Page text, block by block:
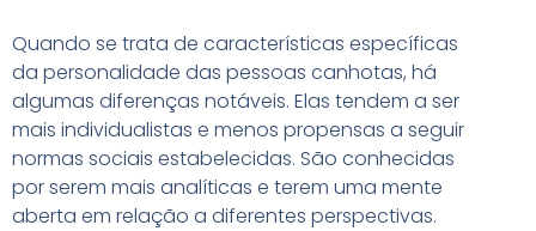
Quando se trata de características específicas
da personalidade das pessoas canhotas, há
algumas diferenças notáveis. Elas tendem a ser
mais individualistas e menos propensas a seguir
normas sociais estabelecidas. São conhecidas
por serem mais analíticas e terem uma mente
aberta em relação a diferentes perspectivas.